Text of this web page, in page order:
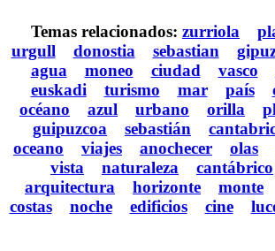
Temas relacionados: zurriola
urgull
donostia sebastian
agua
moneo ciudad vasco
euskadi
turismo mar país
océano
azul urbano orilla
guipuzcoa
sebastián
oceano
viajes anochecer olas
vista
naturaleza cantábrico
arquitectura
horizonte monte
costas
noche edificios cine